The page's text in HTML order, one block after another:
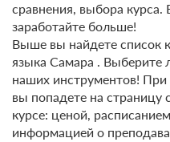
сравнения, выбора курса.
заработайте больше!
Выше вы найдете список
языка Самара .
наших инструментов!
вы попадете на
курсе: ценой,
информацией о